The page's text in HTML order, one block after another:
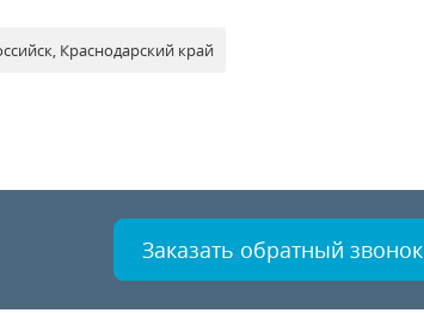
Краснодарский край
Заказать обратный звонок